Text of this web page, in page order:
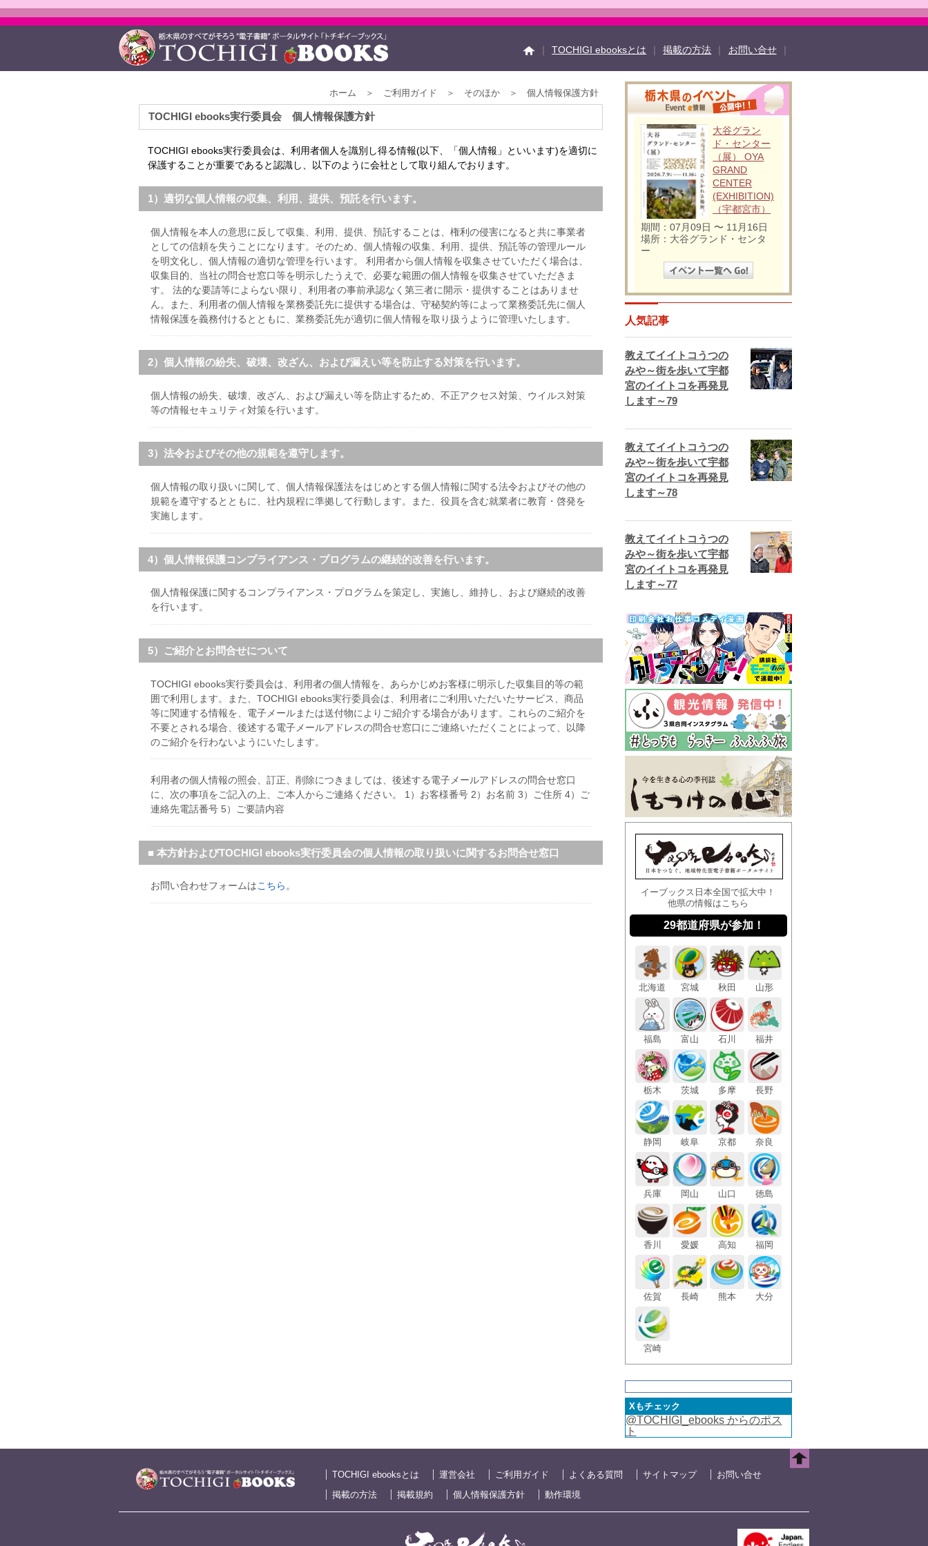
TOCHIGI ebooksとは 掲載の方法 お問い合せ
イベント情報 Facebook
twitter
TOCHIGI ebooksとは
運営会社
ご利用ガイド よくある質問
サイトマップ
掲載規約 個人情報保護方針 動作環境
ホーム ＞ ご利用ガイド ＞ そのほか ＞ 個人情報保護方針
TOCHIGI ebooks実行委員会 個人情報保護方針
TOCHIGI ebooks実行委員会は、利用者個人を識別し得る情報(以下、「個人情報」といいます)を適切に
保護することが重要であると認識し、以下のように会社として取り組んでおります。
1）適切な個人情報の収集、利用、提供、預託を行います。
個人情報を本人の意思に反して収集、利用、提供、預託することは、権利の侵害になると共に事業者
としての信頼を失うことになります。そのため、個人情報の収集、利用、提供、預託等の管理ルール
を明文化し、個人情報の適切な管理を行います。 利用者から個人情報を収集させていただく場合は、
収集目的、当社の問合せ窓口等を明示したうえで、必要な範囲の個人情報を収集させていただきま
す。 法的な要請等によらない限り、利用者の事前承認なく第三者に開示・提供することはありませ
ん。また、利用者の個人情報を業務委託先に提供する場合は、守秘契約等によって業務委託先に個人
情報保護を義務付けるとともに、業務委託先が適切に個人情報を取り扱うように管理いたします。
2）個人情報の紛失、破壊、改ざん、および漏えい等を防止する対策を行います。
個人情報の紛失、破壊、改ざん、および漏えい等を防止するため、不正アクセス対策、ウイルス対策
等の情報セキュリティ対策を行います。
3）法令およびその他の規範を遵守します。
個人情報の取り扱いに関して、個人情報保護法をはじめとする個人情報に関する法令およびその他の
規範を遵守するとともに、社内規程に準拠して行動します。また、役員を含む就業者に教育・啓発を
実施します。
4）個人情報保護コンプライアンス・プログラムの継続的改善を行います。
個人情報保護に関するコンプライアンス・プログラムを策定し、実施し、維持し、および継続的改善
を行います。
5）ご紹介とお問合せについて
TOCHIGI ebooks実行委員会は、利用者の個人情報を、あらかじめお客様に明示した収集目的等の範
囲で利用します。また、TOCHIGI ebooks実行委員会は、利用者にご利用いただいたサービス、商品
等に関連する情報を、電子メールまたは送付物によりご紹介する場合があります。これらのご紹介を
不要とされる場合、後述する電子メールアドレスの問合せ窓口にご連絡いただくことによって、以降
のご紹介を行わないようにいたします。
利用者の個人情報の照会、訂正、削除につきましては、後述する電子メールアドレスの問合せ窓口
に、次の事項をご記入の上、ご本人からご連絡ください。
1）お客様番号 2）お名前 3）ご住所 4）ご
連絡先電話番号 5）ご要請内容
■ 本方針およびTOCHIGI ebooks実行委員会の個人情報の取り扱いに関するお問合せ窓口
お問い合わせフォームはこちら。
大谷グラン
ド・センター
（展） OYA
GRAND
CENTER
(EXHIBITION)
（宇都宮市）
期間：07月09日 〜 11月16日
場所：大谷グランド・センタ
ー
人気記事
教えてイイトコうつの
みや～街を歩いて宇都
宮のイイトコを再発見
します～79
教えてイイトコうつの
みや～街を歩いて宇都
宮のイイトコを再発見
します～78
教えてイイトコうつの
みや～街を歩いて宇都
宮のイイトコを再発見
します～77
イーブックス日本全国で拡大中！
他県の情報はこちら
29都道府県が参加！
北海道 宮城 秋田 山形
福島 富山 石川 福井
栃木 茨城 多摩 長野
静岡 岐阜 京都 奈良
兵庫 岡山 山口 徳島
香川 愛媛 高知 福岡
佐賀 長崎 熊本 大分
宮崎
Xもチェック
@TOCHIGI_ebooks からのポス
ト
TOCHIGI ebooksとは 運営会社 ご利用ガイド よくある質問 サイトマップ
お問い合せ
掲載の方法
掲載規約 個人情報保護方針 動作環境